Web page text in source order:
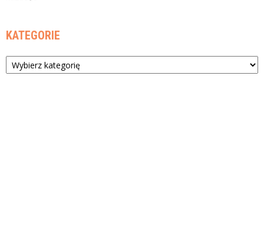
KATEGORIE
Kategorie